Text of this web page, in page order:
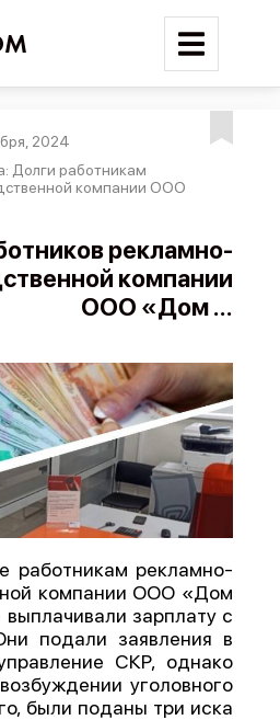
Войти
Новости
событий
Отчеты
публикацию
API
проекте
2024
Долги работникам
компании ООО
рекламно-
компании
ООО «Дом ...
работникам рекламно-
компании ООО «Дом
зарплату с
подали заявления в
СКР, однако
уголовного
были поданы три иска